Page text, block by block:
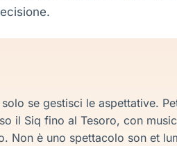
se gestisci le aspettative.
il Siq fino al Tesoro, con
Non è uno spettacolo son et